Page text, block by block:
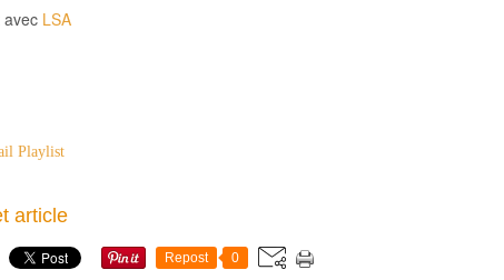
avec LSA
Playlist
article
Repost 0